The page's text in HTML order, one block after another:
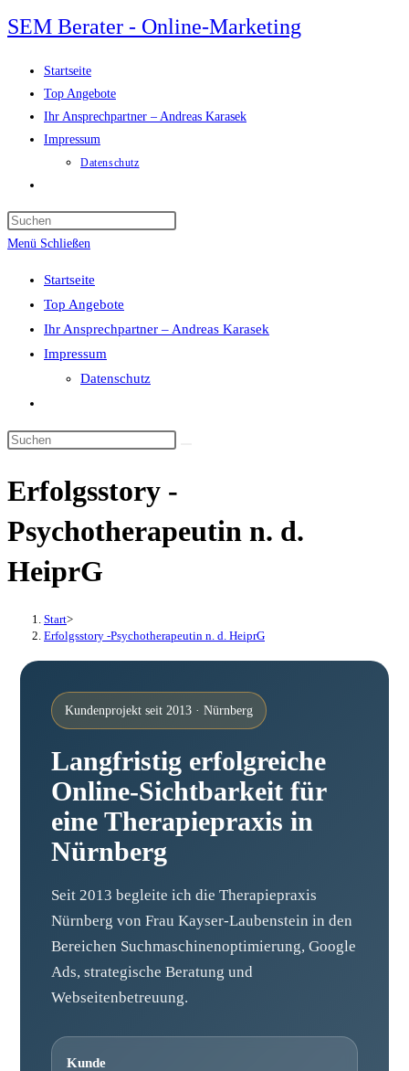
Zum
Inhalt
springen
SEM Berater - Online-Marketing
Startseite
Top Angebote
Ihr Ansprechpartner – Andreas Karasek
Impressum
Datenschutz
umschalten
search
Menü Schließen
Startseite
Top Angebote
Ihr Ansprechpartner – Andreas Karasek
Impressum
Datenschutz
umschalten
Diese
durchsuchen
Erfolgsstory -
Psychotherapeutin n. d.
HeiprG
Start>
Erfolgsstory -Psychotherapeutin n. d. HeiprG
Kundenprojekt seit 2013 · Nürnberg
Langfristig erfolgreiche
Online-Sichtbarkeit für
eine Therapiepraxis in
Nürnberg
Seit 2013 begleite ich die Therapiepraxis
Nürnberg von Frau Kayser-Laubenstein in den
Bereichen Suchmaschinenoptimierung, Google
Ads, strategische Beratung und
Webseitenbetreuung.
Kunde